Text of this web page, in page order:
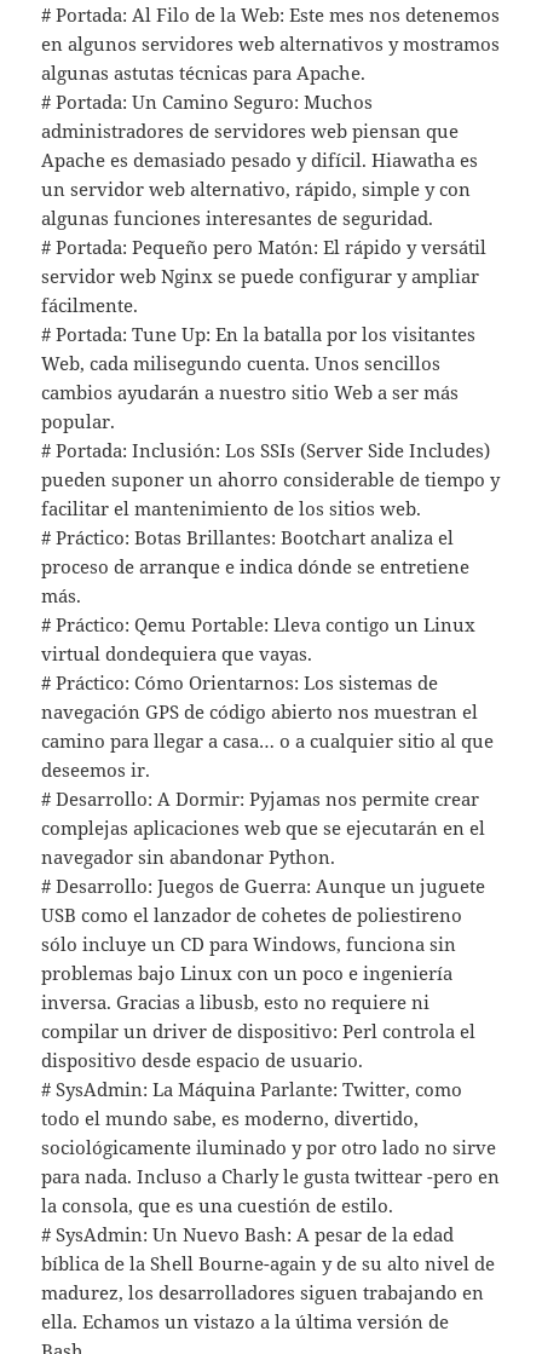
# Portada: Al Filo de la Web: Este mes nos detenemos
en algunos servidores web alternativos y mostramos
algunas astutas técnicas para Apache.
# Portada: Un Camino Seguro: Muchos
administradores de servidores web piensan que
Apache es demasiado pesado y difícil. Hiawatha es
un servidor web alternativo, rápido, simple y con
algunas funciones interesantes de seguridad.
# Portada: Pequeño pero Matón: El rápido y versátil
servidor web Nginx se puede configurar y ampliar
fácilmente.
# Portada: Tune Up: En la batalla por los visitantes
Web, cada milisegundo cuenta. Unos sencillos
cambios ayudarán a nuestro sitio Web a ser más
popular.
# Portada: Inclusión: Los SSIs (Server Side Includes)
pueden suponer un ahorro considerable de tiempo y
facilitar el mantenimiento de los sitios web.
# Práctico: Botas Brillantes: Bootchart analiza el
proceso de arranque e indica dónde se entretiene
más.
# Práctico: Qemu Portable: Lleva contigo un Linux
virtual dondequiera que vayas.
# Práctico: Cómo Orientarnos: Los sistemas de
navegación GPS de código abierto nos muestran el
camino para llegar a casa… o a cualquier sitio al que
deseemos ir.
# Desarrollo: A Dormir: Pyjamas nos permite crear
complejas aplicaciones web que se ejecutarán en el
navegador sin abandonar Python.
# Desarrollo: Juegos de Guerra: Aunque un juguete
USB como el lanzador de cohetes de poliestireno
sólo incluye un CD para Windows, funciona sin
problemas bajo Linux con un poco e ingeniería
inversa. Gracias a libusb, esto no requiere ni
compilar un driver de dispositivo: Perl controla el
dispositivo desde espacio de usuario.
# SysAdmin: La Máquina Parlante: Twitter, como
todo el mundo sabe, es moderno, divertido,
sociológicamente iluminado y por otro lado no sirve
para nada. Incluso a Charly le gusta twittear -pero en
la consola, que es una cuestión de estilo.
# SysAdmin: Un Nuevo Bash: A pesar de la edad
bíblica de la Shell Bourne-again y de su alto nivel de
madurez, los desarrolladores siguen trabajando en
ella. Echamos un vistazo a la última versión de